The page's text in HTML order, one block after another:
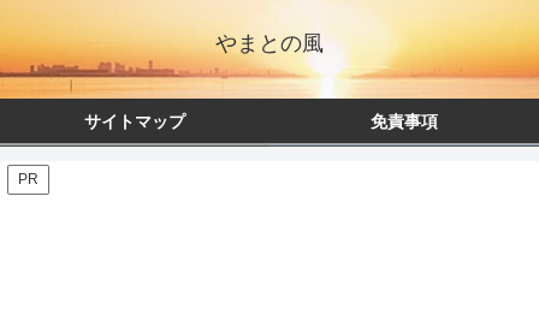
やまとの風
サイトマップ 免責事項
PR